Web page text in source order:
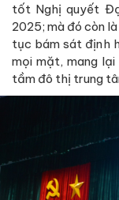
tốt Nghị quyết
2025; mà đó còn
tục bám sát định
mọi mặt, mang
tầm đô thị trung